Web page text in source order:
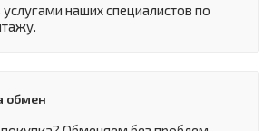
наших специалистов по
обмен